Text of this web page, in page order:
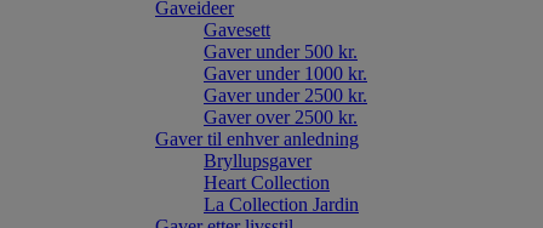
Gaveideer
Gavesett
Gaver under 500 kr.
Gaver under 1000 kr.
Gaver under 2500 kr.
Gaver over 2500 kr.
Gaver til enhver anledning
Bryllupsgaver
Heart Collection
La Collection Jardin